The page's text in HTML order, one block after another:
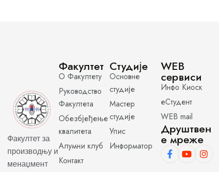
Факултет за
производњу и
менаџмент
Факултет
О Факултету
Руководство
Факултета
Обезбјеђење
квалитета
Алумни клуб
Контакт
Студије
Основне
студије
Мастер
студије
Упис
Информатор
WEB
сервиси
Инфо Киоск
еСтудент
WEB mail
Друштвен
е мреже